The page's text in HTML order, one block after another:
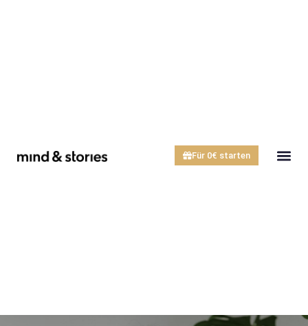
Für 0€ starten